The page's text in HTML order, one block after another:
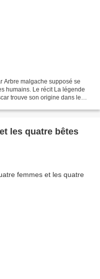
Arbre malgache supposé se
humains. Le récit La légende
trouve son origine dans le
les quatre bêtes